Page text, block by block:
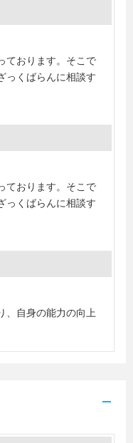
ております。そこで
っくばらんに相談す
ております。そこで
っくばらんに相談す
、自身の能力の向上